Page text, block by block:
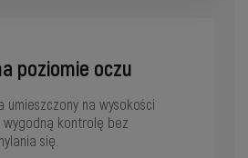
poziomie oczu
umieszczony na wysokości
kontrolę bez
się.